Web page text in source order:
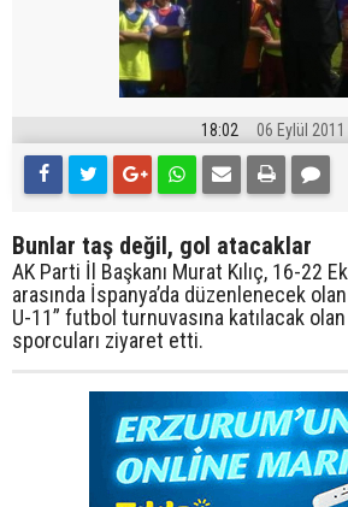
18:02 06 Eylül 2011
Bunlar taş değil, gol atacaklar
AK Parti İl Başkanı Murat Kılıç, 16-22
arasında İspanya’da düzenlenecek olan
U-11” futbol turnuvasına katılacak
sporcuları ziyaret etti.